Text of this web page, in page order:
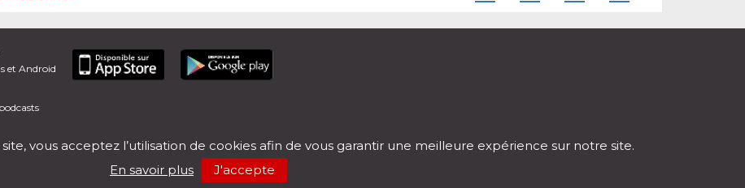
et Android
vous acceptez l’utilisation de cookies afin de vous garantir une meilleure expérience sur notre site.
En savoir plus
J'accepte